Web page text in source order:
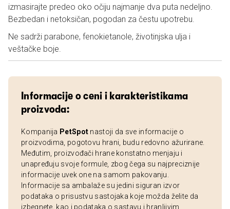
izmasirajte predeo oko očiju najmanje dva puta nedeljno.
Bezbedan i netoksičan, pogodan za čestu upotrebu.
Ne sadrži parabone, fenokietanole, životinjska ulja i
veštačke boje.
Informacije o ceni i karakteristikama
proizvoda:
Kompanija PetSpot nastoji da sve informacije o
proizvodima, pogotovu hrani, budu redovno ažurirane.
Međutim, proizvođači hrane konstatno menjaju i
unapređuju svoje formule, zbog čega su najpreciznije
informacije uvek one na samom pakovanju.
Informacije sa ambalaže su jedini siguran izvor
podataka o prisustvu sastojaka koje možda želite da
izbegnete, kao i podataka o sastavu i hranljivim